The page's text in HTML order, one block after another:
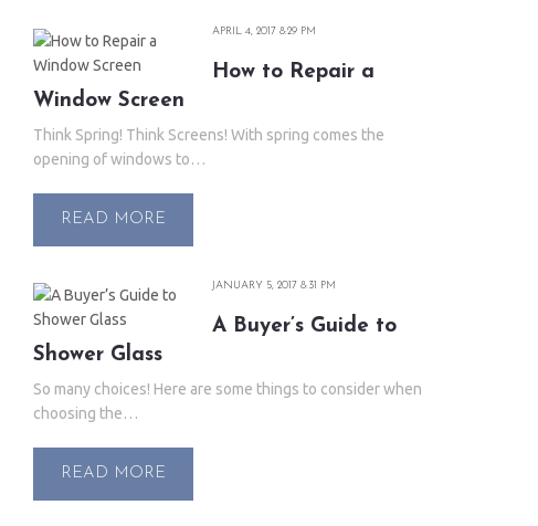
APRIL 4, 2017 8:29 PM
How to Repair a
Window Screen
Think Spring! Think Screens! With spring comes the
opening of windows to…
READ MORE
JANUARY 5, 2017 8:31 PM
A Buyer’s Guide to
Shower Glass
So many choices! Here are some things to consider when
choosing the…
READ MORE